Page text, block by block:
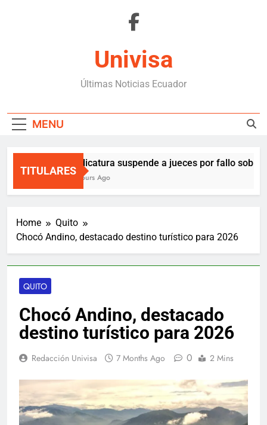
Univisa
Últimas Noticias Ecuador
MENU
TITULARES
Judicatura suspende a jueces por fallo sobre
3 Hours Ago
Home
Quito
Chocó Andino, destacado destino turístico para 2026
QUITO
Chocó Andino, destacado
destino turístico para 2026
Redacción Univisa 7 Months Ago 0 2 Mins